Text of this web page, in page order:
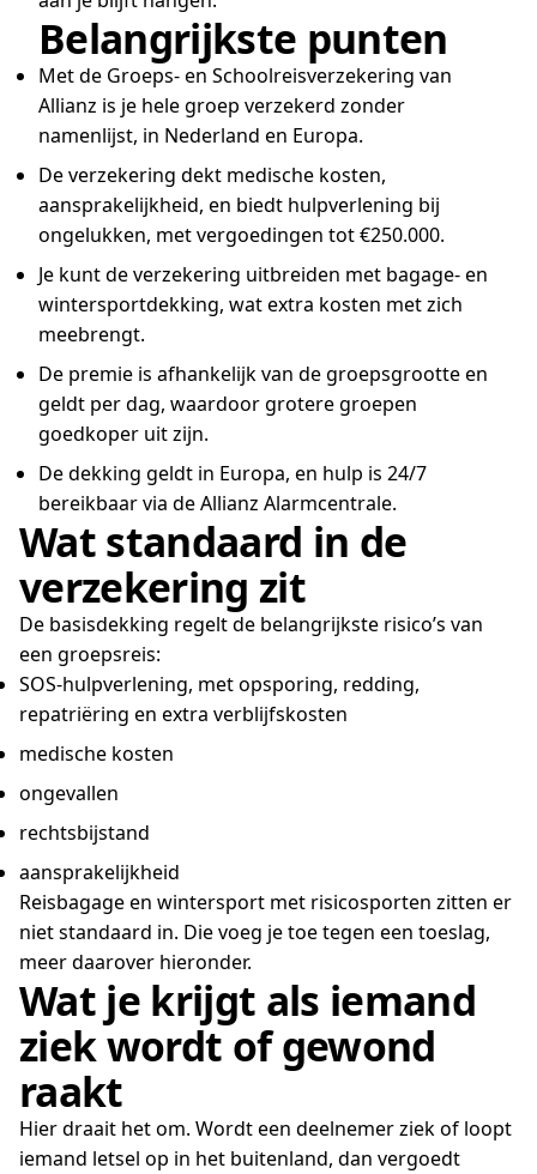
Belangrijkste punten
Met de Groeps- en Schoolreisverzekering van
Allianz is je hele groep verzekerd zonder
namenlijst, in Nederland en Europa.
De verzekering dekt medische kosten,
aansprakelijkheid, en biedt hulpverlening bij
ongelukken, met vergoedingen tot €250.000.
Je kunt de verzekering uitbreiden met bagage- en
wintersportdekking, wat extra kosten met zich
meebrengt.
De premie is afhankelijk van de groepsgrootte en
geldt per dag, waardoor grotere groepen
goedkoper uit zijn.
De dekking geldt in Europa, en hulp is 24/7
bereikbaar via de Allianz Alarmcentrale.
Wat standaard in de
verzekering zit
De basisdekking regelt de belangrijkste risico’s van
een groepsreis:
SOS-hulpverlening, met opsporing, redding,
repatriëring en extra verblijfskosten
medische kosten
ongevallen
rechtsbijstand
aansprakelijkheid
Reisbagage en wintersport met risicosporten zitten er
niet standaard in. Die voeg je toe tegen een toeslag,
meer daarover hieronder.
Wat je krijgt als iemand
ziek wordt of gewond
raakt
Hier draait het om. Wordt een deelnemer ziek of loopt
iemand letsel op in het buitenland, dan vergoedt